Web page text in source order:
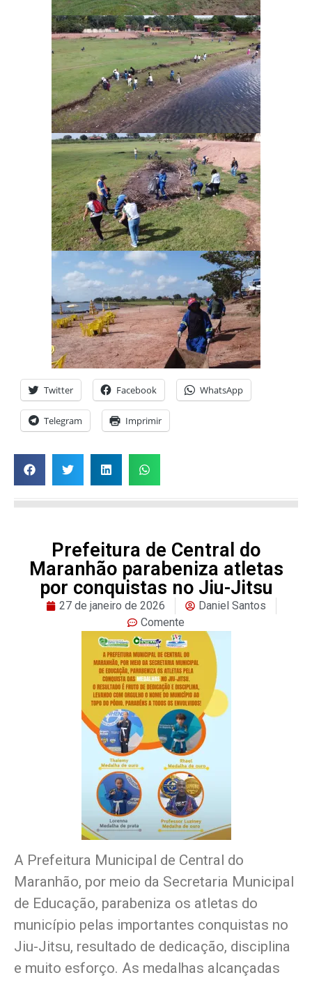
Twitter Facebook WhatsApp
Telegram Imprimir
Prefeitura de Central do
Maranhão parabeniza atletas
por conquistas no Jiu-Jitsu
27 de janeiro de 2026
Daniel Santos
Comente
A Prefeitura Municipal de Central do
Maranhão, por meio da Secretaria Municipal
de Educação, parabeniza os atletas do
município pelas importantes conquistas no
Jiu-Jitsu, resultado de dedicação, disciplina
e muito esforço. As medalhas alcançadas